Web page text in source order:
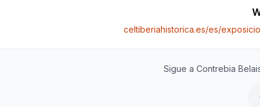
celtiberiahistorica.es/es/
Sigue a Contrebia